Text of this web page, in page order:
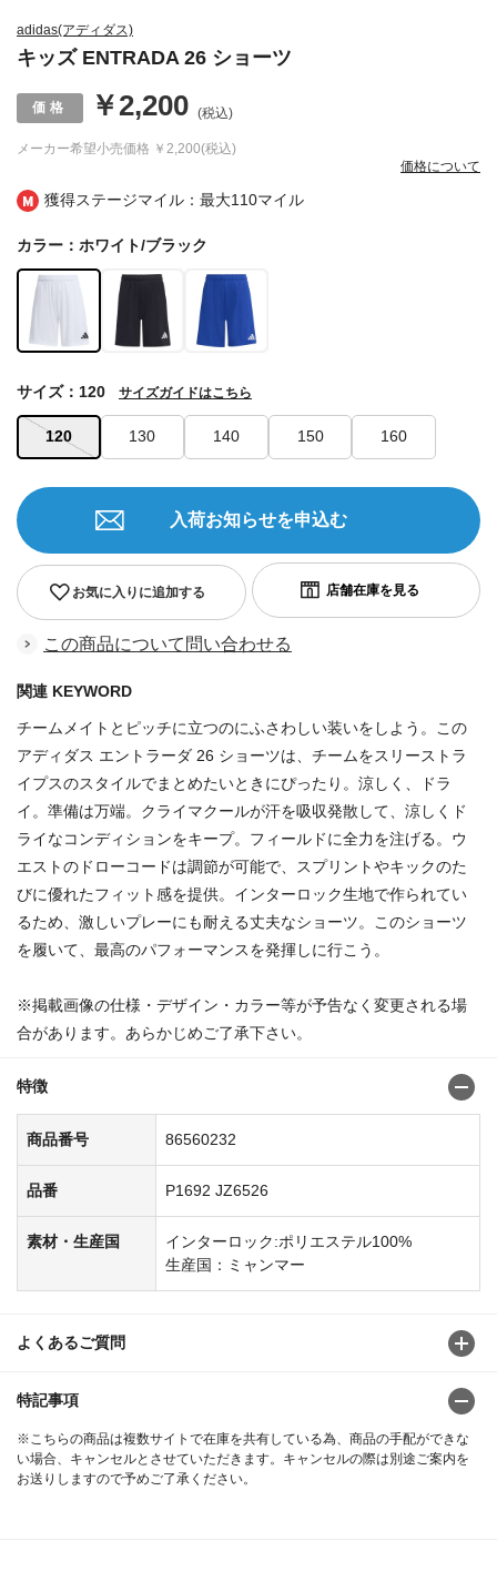
獲得ステージマイル：最大110マイル
adidas(アディダス)
キッズ ENTRADA 26 ショーツ
メーカー希望小売価格 ￥2,200(税込)
￥2,200 (税込)
価格について
カラー：ホワイト/ブラック
120 130 140 150 160
サイズ：120 サイズガイドはこちら
お気に入りに追加する
入荷お知らせを申込む
この商品について問い合わせる
関連 KEYWORD
チームメイトとピッチに立つのにふさわしい装いをしよう。この
アディダス エントラーダ 26 ショーツは、チームをスリーストラ
イプスのスタイルでまとめたいときにぴったり。涼しく、ドラ
イ。準備は万端。クライマクールが汗を吸収発散して、涼しくド
ライなコンディションをキープ。フィールドに全力を注げる。ウ
エストのドローコードは調節が可能で、スプリントやキックのた
びに優れたフィット感を提供。インターロック生地で作られてい
るため、激しいプレーにも耐える丈夫なショーツ。このショーツ
を履いて、最高のパフォーマンスを発揮しに行こう。
※掲載画像の仕様・デザイン・カラー等が予告なく変更される場
合があります。あらかじめご了承下さい。
特徴
商品番号 86560232
品番 P1692 JZ6526
素材・生産国
インターロック:ポリエステル100%
生産国：ミャンマー
よくあるご質問
特記事項
※こちらの商品は複数サイトで在庫を共有している為、商品の手配ができな
い場合、キャンセルとさせていただきます。キャンセルの際は別途ご案内を
お送りしますので予めご了承ください。